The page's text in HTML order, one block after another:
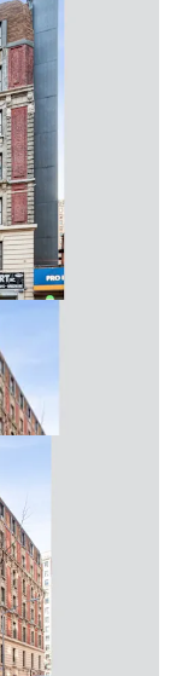
Station
Walk from